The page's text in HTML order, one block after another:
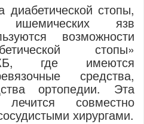
стопы,
язв
возможности
стопы»
где имеются
средства,
ортопедии. Эта
совместно
хирургами.